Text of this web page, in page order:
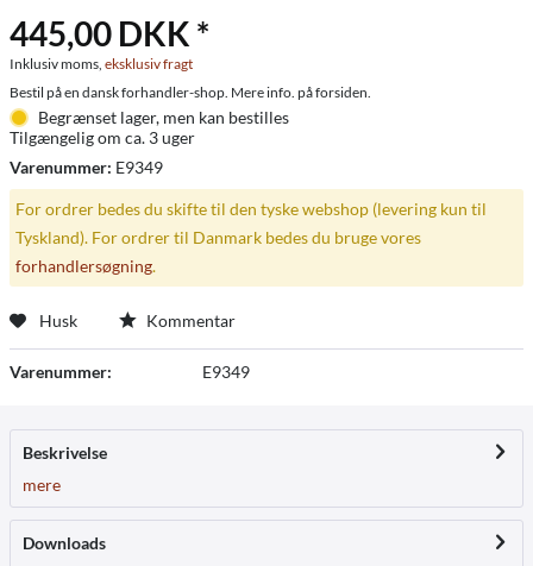
445,00 DKK *
Inklusiv moms, eksklusiv fragt
Bestil på en dansk forhandler-shop. Mere info. på forsiden.
Begrænset lager, men kan bestilles
Tilgængelig om ca. 3 uger
Varenummer: E9349
For ordrer bedes du skifte til den tyske webshop (levering kun til
Tyskland). For ordrer til Danmark bedes du bruge vores
forhandlersøgning.
Husk Kommentar
Varenummer: E9349
Beskrivelse
mere
Downloads